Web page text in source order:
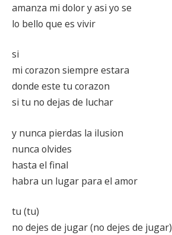
amanza mi dolor y asi yo se
lo bello que es vivir
si
mi corazon siempre estara
donde este tu corazon
si tu no dejas de luchar
y nunca pierdas la ilusion
nunca olvides
hasta el final
habra un lugar para el amor
tu (tu)
no dejes de jugar (no dejes de jugar)